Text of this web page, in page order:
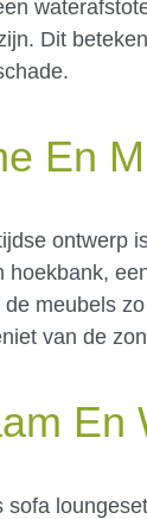
Dit
En
ontwerp
hoekbank,
meubels
van de
En
sofa